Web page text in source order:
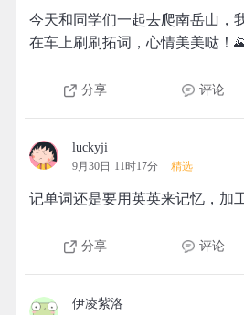
今天和同学们一起去爬南岳山，
在车上刷刷拓词，心情美美哒！
分享 评论
luckyji
9月30日 11时17分 精选
记单词还是要用英英来记忆，加
分享 评论
伊凌紫洛